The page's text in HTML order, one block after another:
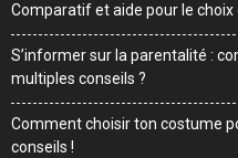
Comparatif et aide pour le choix
S’informer sur la parentalité :
multiples conseils ?
Comment choisir ton costume
conseils !